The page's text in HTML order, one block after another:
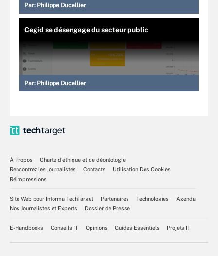
Par: Philippe Ducellier
Cegid se désengage du secteur public
Par: Philippe Ducellier
À Propos
Charte d’éthique et de déontologie
Rencontrez les journalistes
Contacts
Utilisation Des Cookies
Réimpressions
Site Web pour Informa TechTarget Partenaires Technologies
Agenda
Nos Journalistes et Experts
Dossier de Presse
E-Handbooks Conseils IT Opinions Guides Essentiels Projets IT